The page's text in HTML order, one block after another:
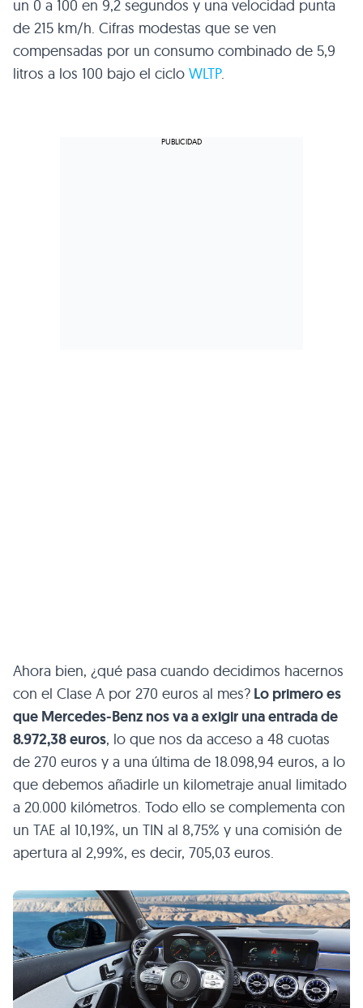
un 0 a 100 en 9,2 segundos y una velocidad punta
de 215 km/h. Cifras modestas que se ven
compensadas por un consumo combinado de 5,9
litros a los 100 bajo el ciclo WLTP.
Ahora bien, ¿qué pasa cuando decidimos hacernos
con el Clase A por 270 euros al mes? Lo primero es
que Mercedes-Benz nos va a exigir una entrada de
8.972,38 euros, lo que nos da acceso a 48 cuotas
de 270 euros y a una última de 18.098,94 euros, a lo
que debemos añadirle un kilometraje anual limitado
a 20.000 kilómetros. Todo ello se complementa con
un TAE al 10,19%, un TIN al 8,75% y una comisión de
apertura al 2,99%, es decir, 705,03 euros.